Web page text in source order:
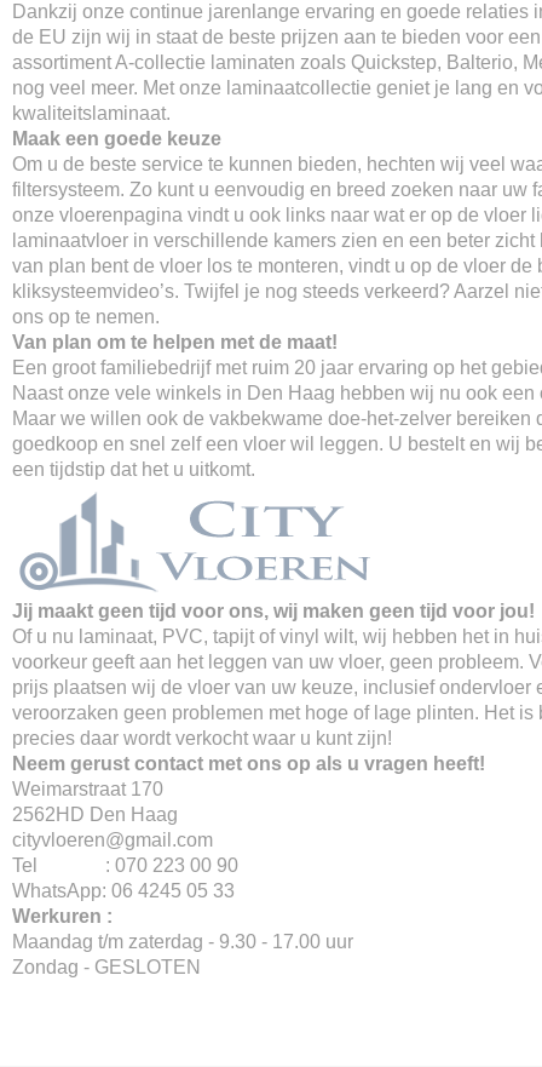
Dankzij onze continue jarenlange ervaring en goede relaties
de EU zijn wij in staat de beste prijzen aan te bieden voor
assortiment A-collectie laminaten zoals Quickstep, Balterio,
nog veel meer. Met onze laminaatcollectie geniet je lang en
kwaliteitslaminaat.
Maak een goede keuze
Om u de beste service te kunnen bieden, hechten wij veel
filtersysteem. Zo kunt u eenvoudig en breed zoeken naar uw
onze vloerenpagina vindt u ook links naar wat er op de vloer
laminaatvloer in verschillende kamers zien en een beter zicht
van plan bent de vloer los te monteren, vindt u op de vloer de
kliksysteemvideo’s. Twijfel je nog steeds verkeerd? Aarzel
ons op te nemen.
Van plan om te helpen met de maat!
Een groot familiebedrijf met ruim 20 jaar ervaring op het
Naast onze vele winkels in Den Haag hebben wij nu ook
Maar we willen ook de vakbekwame doe-het-zelver bereiken
goedkoop en snel zelf een vloer wil leggen. U bestelt en wij
een tijdstip dat het u uitkomt.
Jij maakt geen tijd voor ons, wij maken geen tijd voor jou!
Of u nu laminaat, PVC, tapijt of vinyl wilt, wij hebben het in
voorkeur geeft aan het leggen van uw vloer, geen probleem.
prijs plaatsen wij de vloer van uw keuze, inclusief ondervloer
veroorzaken geen problemen met hoge of lage plinten. Het is
precies daar wordt verkocht waar u kunt zijn!
Neem gerust contact met ons op als u vragen heeft!
Weimarstraat 170
2562HD Den Haag
cityvloeren@gmail.com
Tel : 070 223 00 90
WhatsApp: 06 4245 05 33
Werkuren :
Maandag t/m zaterdag - 9.30 - 17.00 uur
Zondag - GESLOTEN